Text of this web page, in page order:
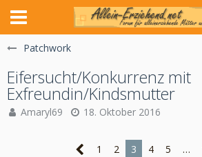
Patchwork
Eifersucht/Konkurrenz mit
Exfreundin/Kindsmutter
Amaryl69 18. Oktober 2016
1 2 3 4 5 …